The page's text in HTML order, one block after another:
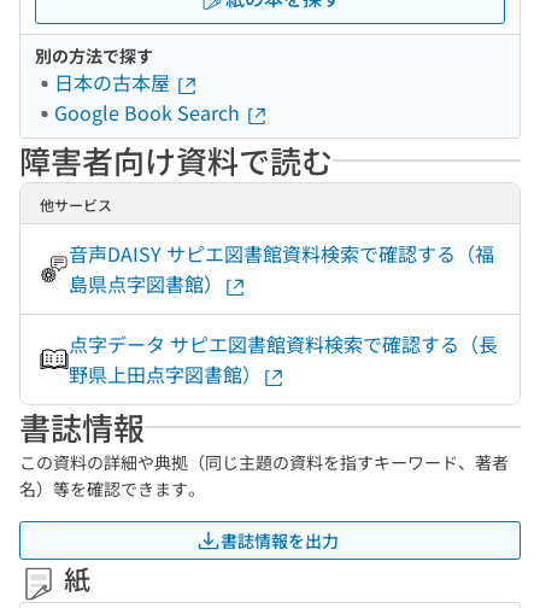
別の方法で探す
日本の古本屋
Google Book Search
障害者向け資料で読む
他サービス
音声DAISY サピエ図書館資料検索で確認する（福
島県点字図書館）
点字データ サピエ図書館資料検索で確認する（長
野県上田点字図書館）
書誌情報
この資料の詳細や典拠（同じ主題の資料を指すキーワード、著者
名）等を確認できます。
書誌情報を出力
紙